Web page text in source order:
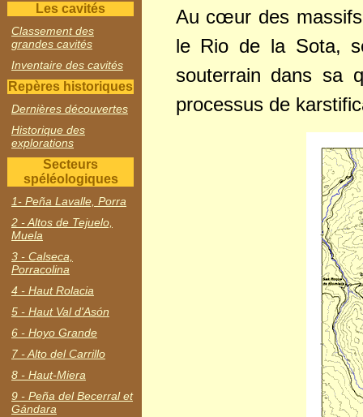
Les cavités
Classement des
grandes cavités
Inventaire des cavités
Repères historiques
Dernières découvertes
Historique des
explorations
Secteurs
spéléologiques
1- Peña Lavalle, Porra
2 - Altos de Tejuelo,
Muela
3 - Calseca,
Porracolina
4 - Haut Rolacia
5 - Haut Val d'Asón
6 - Hoyo Grande
7 - Alto del Carrillo
8 - Haut-Miera
9 - Peña del Becerral et
Gándara
Au cœur des
le Rio de la Sota,
souterrain dans sa
processus de